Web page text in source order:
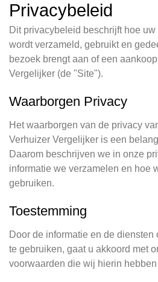
Privacybeleid
Dit privacybeleid beschrijft hoe
wordt verzameld, gebruikt en
bezoek brengt aan of een
Vergelijker (de "Site").
Waarborgen Privacy
Het waarborgen van de privacy
Verhuizer Vergelijker is een
Daarom beschrijven we in onze
informatie we verzamelen en hoe
gebruiken.
Toestemming
Door de informatie en de
te gebruiken, gaat u akkoord met
voorwaarden die wij hierin